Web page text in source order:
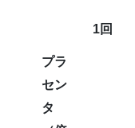
1回
プラ
セン
タ